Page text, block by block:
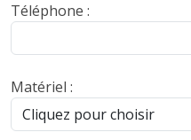
Téléphone :
Matériel :